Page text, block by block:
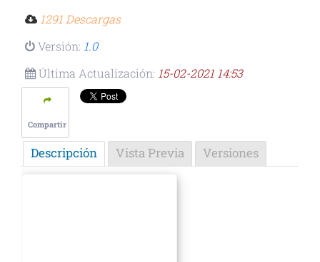
1291 Descargas
Versión: 1.0
Última Actualización: 15-02-2021 14:53
Compartir
Descripción Vista Previa Versiones